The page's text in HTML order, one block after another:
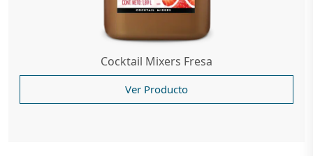
Cocktail Mixers Fresa
Ver Producto